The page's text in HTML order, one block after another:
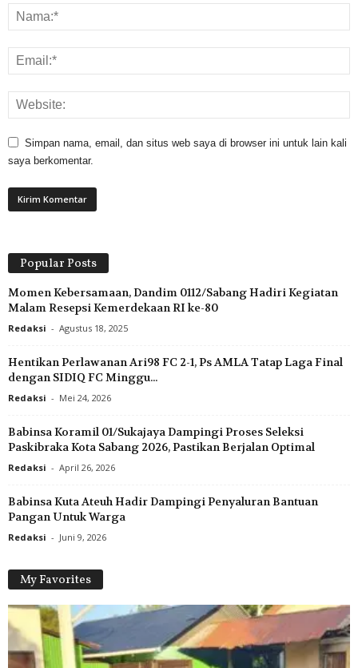
Simpan nama, email, dan situs web saya di browser ini untuk lain kali
saya berkomentar.
Popular Posts
Momen Kebersamaan, Dandim 0112/Sabang Hadiri Kegiatan
Malam Resepsi Kemerdekaan RI ke-80
Redaksi - Agustus 18, 2025
Hentikan Perlawanan Ari98 FC 2-1, Ps AMLA Tatap Laga Final
dengan SIDIQ FC Minggu...
Redaksi - Mei 24, 2026
Babinsa Koramil 01/Sukajaya Dampingi Proses Seleksi
Paskibraka Kota Sabang 2026, Pastikan Berjalan Optimal
Redaksi - April 26, 2026
Babinsa Kuta Ateuh Hadir Dampingi Penyaluran Bantuan
Pangan Untuk Warga
Redaksi - Juni 9, 2026
My Favorites